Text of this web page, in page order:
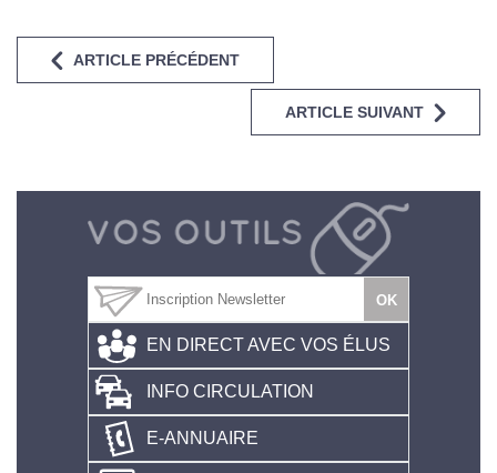
ARTICLE PRÉCÉDENT
ARTICLE SUIVANT
EN DIRECT AVEC VOS ÉLUS
INFO CIRCULATION
E-ANNUAIRE